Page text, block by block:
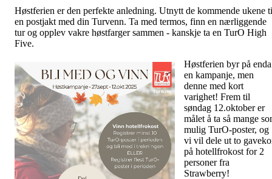
Høstferien er den perfekte anledning. Utnytt de kommende ukene
en postjakt med din Turvenn. Ta med termos, finn en nærliggende
tur og opplev vakre høstfarger sammen - kanskje ta en TurO High
Five.
Høstferien byr på enda
en kampanje, men
denne med kort
varighet! Frem til
søndag 12.oktober er
målet å ta så mange
mulig TurO-poster, og
vi vil dele ut to
på hotellfrokost for 2
personer fra
Strawberry!